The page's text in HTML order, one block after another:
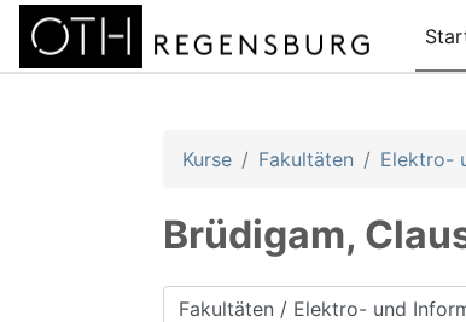
Zum Hauptinhalt
Kurse Fakultäten Elektro-
Brüdigam,